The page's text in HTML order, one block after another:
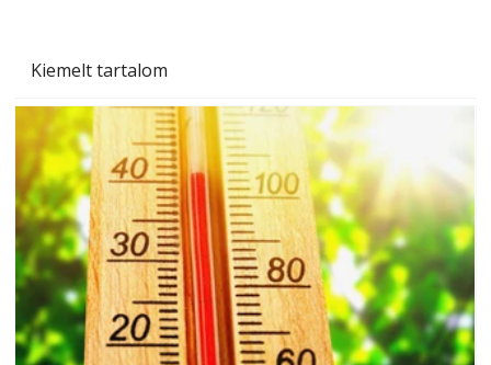
Kiemelt tartalom